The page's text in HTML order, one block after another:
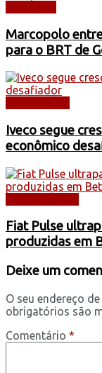
Marcopolo
para o BRT de
Iveco segue
econômico
Fiat Pulse
produzidas em
Deixe um
O seu endereço
obrigatórios são
Comentário *